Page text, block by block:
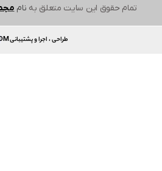
تمام حقوق این سایت متعلق به نام
طراحی ، اجرا و پشتیبانی